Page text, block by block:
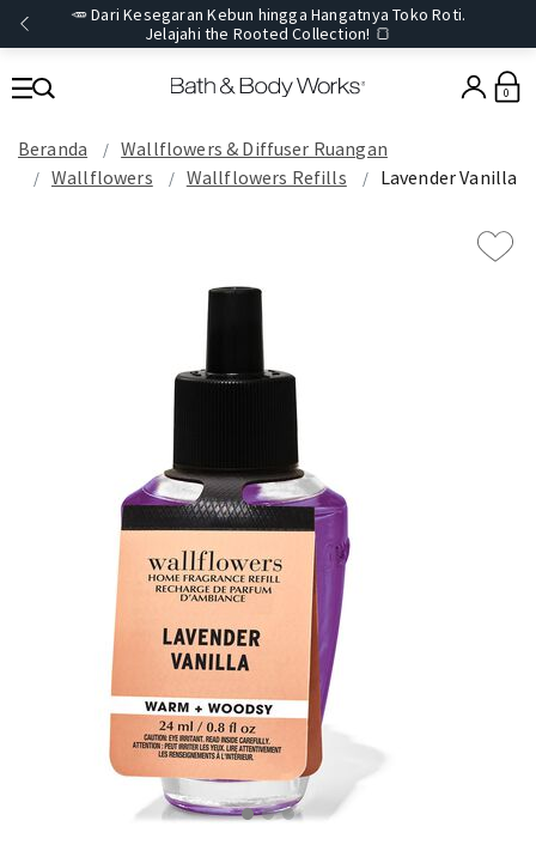
🥕 Dari Kesegaran Kebun hingga Hangatnya Toko Roti.
Jelajahi the Rooted Collection! 🍞
0
Beranda
Wallflowers & Diffuser Ruangan
Wallflowers
Wallflowers Refills Lavender Vanilla